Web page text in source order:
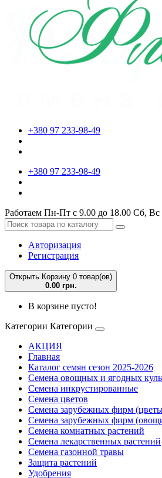
+380 97 233-98-49
+380 97 233-98-49
Работаем Пн-Пт с 9.00 до 18.00 Сб,
Авторизация
Регистрация
Открыть Корзину 0 товар(ов)
0.00 грн.
В корзине пусто!
Категории Категории
АКЦИЯ
Главная
Каталог семян сезон 2025-2026
Семена овощных и ягодных
Семена инкрустированные
Семена цветов
Семена зарубежных фирм
Семена зарубежных фирм
Семена комнатных растений
Семена лекарственных растений
Семена газонной травы
Защита растений
Удобрения